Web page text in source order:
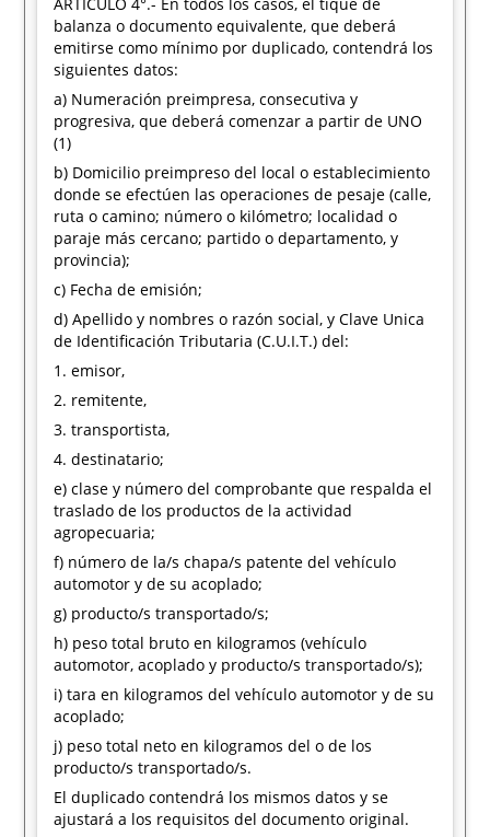
balanza o documento equivalente, que deberá
emitirse como mínimo por duplicado, contendrá los
siguientes datos:
a) Numeración preimpresa, consecutiva y
progresiva, que deberá comenzar a partir de UNO
(1)
b) Domicilio preimpreso del local o establecimiento
donde se efectúen las operaciones de pesaje (calle,
ruta o camino; número o kilómetro; localidad o
paraje más cercano; partido o departamento, y
provincia);
c) Fecha de emisión;
d) Apellido y nombres o razón social, y Clave Unica
de Identificación Tributaria (C.U.I.T.) del:
1. emisor,
2. remitente,
3. transportista,
4. destinatario;
e) clase y número del comprobante que respalda el
traslado de los productos de la actividad
agropecuaria;
f) número de la/s chapa/s patente del vehículo
automotor y de su acoplado;
g) producto/s transportado/s;
h) peso total bruto en kilogramos (vehículo
automotor, acoplado y producto/s transportado/s);
i) tara en kilogramos del vehículo automotor y de su
acoplado;
j) peso total neto en kilogramos del o de los
producto/s transportado/s.
El duplicado contendrá los mismos datos y se
ajustará a los requisitos del documento original.